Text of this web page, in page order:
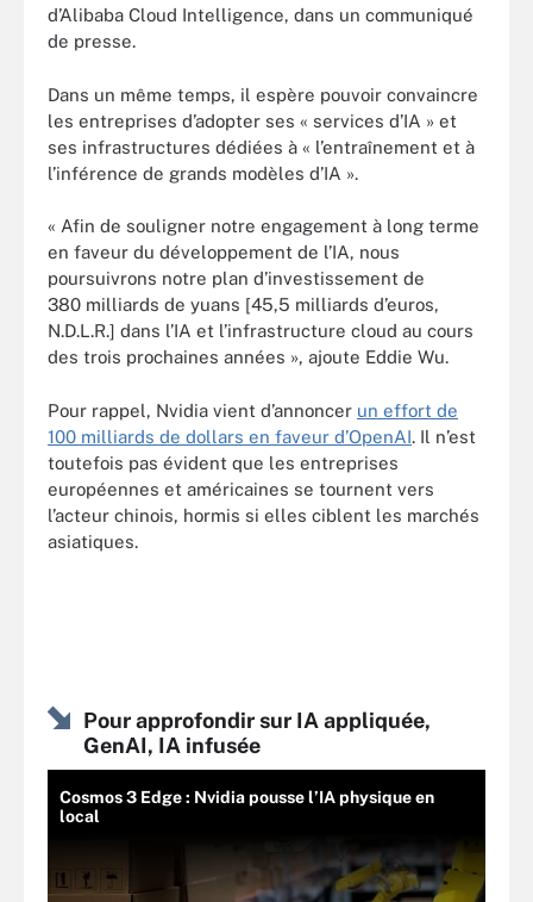
d’Alibaba Cloud Intelligence, dans un communiqué
de presse.
Dans un même temps, il espère pouvoir convaincre
les entreprises d’adopter ses « services d’IA » et
ses infrastructures dédiées à « l’entraînement et à
l’inférence de grands modèles d’IA ».
« Afin de souligner notre engagement à long terme
en faveur du développement de l’IA, nous
poursuivrons notre plan d’investissement de
380 milliards de yuans [45,5 milliards d’euros,
N.D.L.R.] dans l’IA et l’infrastructure cloud au cours
des trois prochaines années », ajoute Eddie Wu.
Pour rappel, Nvidia vient d’annoncer un effort de
100 milliards de dollars en faveur d’OpenAI. Il n’est
toutefois pas évident que les entreprises
européennes et américaines se tournent vers
l’acteur chinois, hormis si elles ciblent les marchés
asiatiques.
Pour approfondir sur IA appliquée,
GenAI, IA infusée
Cosmos 3 Edge : Nvidia pousse l’IA physique en
local